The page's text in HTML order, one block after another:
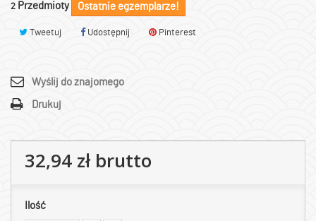
2 Przedmioty Ostatnie egzemplarze!
Tweetuj Udostępnij Pinterest
Wyślij do znajomego
Drukuj
32,94 złbrutto
Ilość